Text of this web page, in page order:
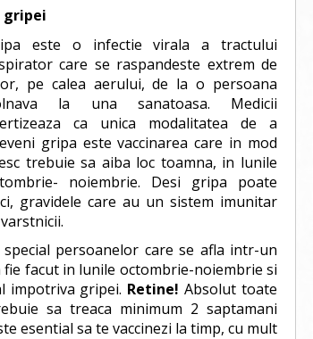
gripei
este o infectie virala a tractului
care se raspandeste extrem de
pe calea aerului, de la o persoana
la una sanatoasa. Medicii
ca unica modalitatea de a
gripa este vaccinarea care in mod
trebuie sa aiba loc toamna, in lunile
noiembrie. Desi gripa poate
gravidele care au un sistem imunitar
persoanelor care se afla intr-un
fie facut in lunile octombrie-noiembrie si
impotriva gripei. Retine! Absolut toate
sa treaca minimum 2 saptamani
esential sa te vaccinezi la timp, cu mult